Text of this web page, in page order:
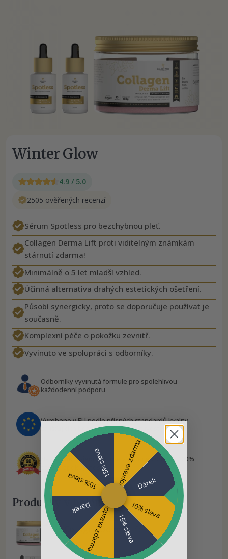
Winter Glow
4.9 / 5.0
2505 ověřených recenzí
Sérum Spotless pro bezchybnou pleť.
Collagen Derma Lift proti viditelným známkám
stárnutí zdarma!
Minimálně o 5 let mladší vzhled.
Účinná alternativa drahých estetických ošetření.
Působí synergicky, proto se doporučuje používat je
současně.
Komplexní péče o pokožku zevnitř.
Vyvinuto ve spolupráci s odborníky.
Odborníky vyvinutá formule pro spolehlivou
každodenní podporu
Vyrobeno v EU podle přísných standardů kvality
zajišťujících bezpečnost a spolehlivost
Na každou objednávku se vztahuje 60denní 100%
záruka spokojenosti
Produkty v balení:
1× Collagen Derma Lift
Doprava zdarmaDárek
10% sleva
15% sleva
Doprava zdarma
Dárek
10% sleva
15% sleva